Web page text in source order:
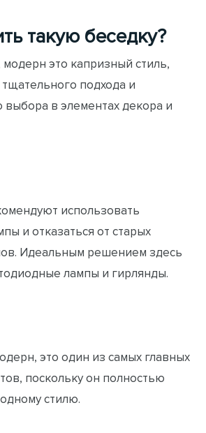
такую беседку?
это капризный стиль,
подхода и
выбора в элементах декора и
использовать
и отказаться от старых
Идеальным решением здесь
лампы и гирлянды.
это один из самых главных
поскольку он полностью
стилю.